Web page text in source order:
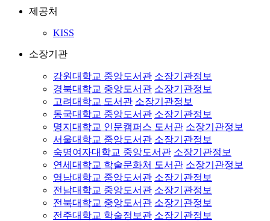
제공처
KISS
소장기관
강원대학교 중앙도서관 소장기관정보
경북대학교 중앙도서관 소장기관정보
고려대학교 도서관 소장기관정보
동국대학교 중앙도서관 소장기관정보
명지대학교 인문캠퍼스 도서관 소장기관정보
서울대학교 중앙도서관 소장기관정보
숙명여자대학교 중앙도서관 소장기관정보
연세대학교 학술문화처 도서관 소장기관정보
영남대학교 중앙도서관 소장기관정보
전남대학교 중앙도서관 소장기관정보
전북대학교 중앙도서관 소장기관정보
전주대학교 학술정보관 소장기관정보